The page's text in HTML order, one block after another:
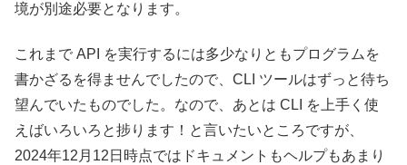
境が別途必要となります。
これまで API を実行するには多少なりともプログラムを
書かざるを得ませんでしたので、CLI ツールはずっと待ち
望んでいたものでした。なので、あとは CLI を上手く使
えばいろいろと捗ります！と言いたいところですが、
2024年12月12日時点ではドキュメントもヘルプもあまり